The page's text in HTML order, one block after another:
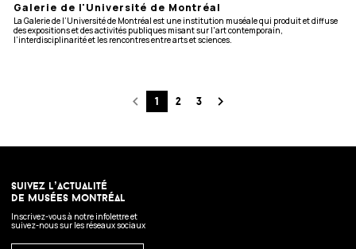
Galerie de l'Université de Montréal
La Galerie de l’Université de Montréal est une institution muséale qui produit et diffuse
des expositions et des activités publiques misant sur l'art contemporain,
l’interdisciplinarité et les rencontres entre arts et sciences.
navigate_before 1 2 3 navigate_next
suivez l’actualité
de musées montréal
Inscrivez-vous à notre infolettre et
suivez-nous sur les réseaux sociaux